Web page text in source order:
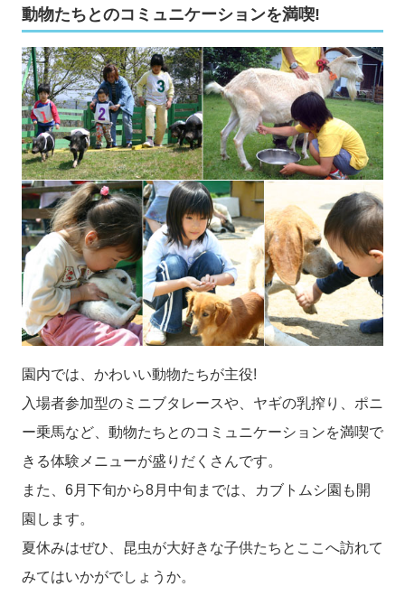
動物たちとのコミュニケーションを満喫!
園内では、かわいい動物たちが主役!
入場者参加型のミニブタレースや、ヤギの乳搾り、ポニ
ー乗馬など、動物たちとのコミュニケーションを満喫で
きる体験メニューが盛りだくさんです。
また、6月下旬から8月中旬までは、カブトムシ園も開
園します。
夏休みはぜひ、昆虫が大好きな子供たちとここへ訪れて
みてはいかがでしょうか。